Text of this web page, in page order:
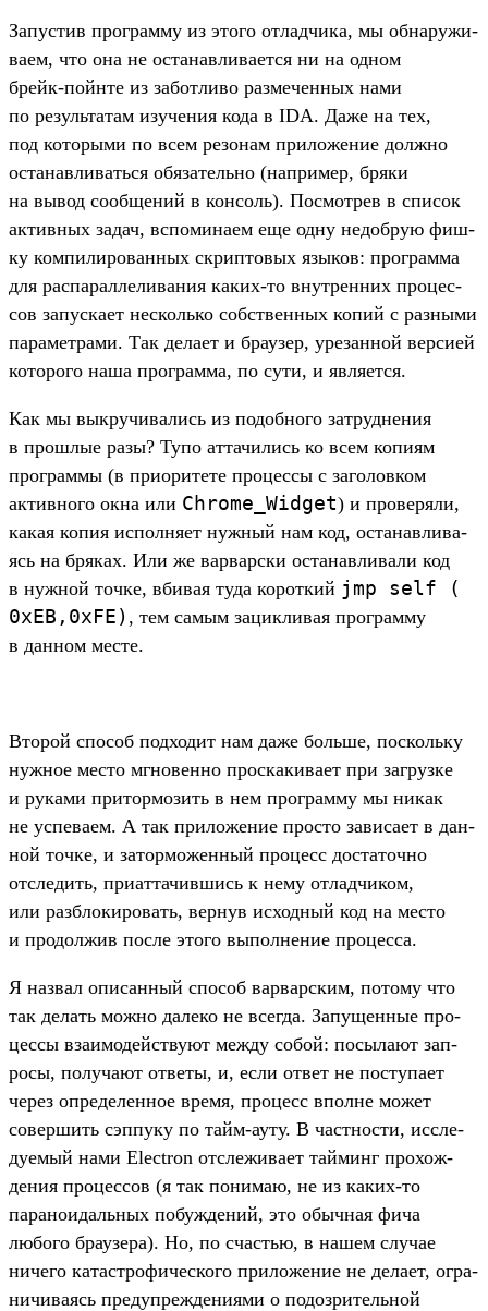
За­пус­тив прог­рамму из это­го отладчи­ка, мы обна­ружи­
ваем, что она не оста­нав­лива­ется ни на одном
брейк‑пой­нте из забот­ливо раз­мечен­ных нами
по резуль­татам изу­чения кода в IDA. Даже на тех,
под которы­ми по всем резонам при­ложе­ние дол­жно
оста­нав­ливать­ся обя­затель­но (нап­ример, бря­ки
на вывод сооб­щений в кон­соль). Пос­мотрев в спи­сок
активных задач, вспо­мина­ем еще одну недоб­рую фиш­
ку ком­пилиро­ван­ных скрип­товых язы­ков: прог­рамма
для рас­парал­лелива­ния каких‑то внут­ренних про­цес­
сов запус­кает нес­коль­ко собс­твен­ных копий с раз­ными
парамет­рами. Так дела­ет и бра­узер, уре­зан­ной вер­сией
которо­го наша прог­рамма, по сути, и явля­ется.
Как мы вык­ручива­лись из подоб­ного зат­рудне­ния
в прош­лые разы? Тупо атта­чились ко всем копи­ям
прог­раммы (в при­ори­тете про­цес­сы с заголов­ком
активно­го окна или Chrome_Widget) и про­веря­ли,
какая копия исполня­ет нуж­ный нам код, оста­нав­лива­
ясь на бря­ках. Или же вар­вар­ски оста­нав­ливали код
в нуж­ной точ­ке, вби­вая туда корот­кий jmp self (
0xEB, 0xFE) , тем самым зацик­ливая прог­рамму
в дан­ном мес­те.
Вто­рой спо­соб под­ходит нам даже боль­ше, пос­коль­ку
нуж­ное мес­то мгно­вен­но прос­какива­ет при заг­рузке
и руками при­тор­мозить в нем прог­рамму мы никак
не успе­ваем. А так при­ложе­ние прос­то зависа­ет в дан­
ной точ­ке, и затор­можен­ный про­цесс дос­таточ­но
отсле­дить, при­атта­чив­шись к нему отладчи­ком,
или раз­бло­киро­вать, вер­нув исходный код на мес­то
и про­дол­жив пос­ле это­го выпол­нение про­цес­са.
Я наз­вал опи­сан­ный спо­соб вар­вар­ским, потому что
так делать мож­но далеко не всег­да. Запущен­ные про­
цес­сы вза­имо­дей­ству­ют меж­ду собой: посыла­ют зап­
росы, получа­ют отве­ты, и, если ответ не пос­тупа­ет
через опре­делен­ное вре­мя, про­цесс впол­не может
совер­шить сэп­пуку по тайм‑ауту. В час­тнос­ти, иссле­
дуемый нами Electron отсле­жива­ет тай­минг про­хож­
дения про­цес­сов (я так понимаю, не из каких‑то
парано­идаль­ных побуж­дений, это обыч­ная фича
любого бра­узе­ра). Но, по счастью, в нашем слу­чае
ничего катас­тро­фичес­кого при­ложе­ние не дела­ет, огра­
ничи­ваясь пре­дуп­режде­ниями о подоз­ритель­ной